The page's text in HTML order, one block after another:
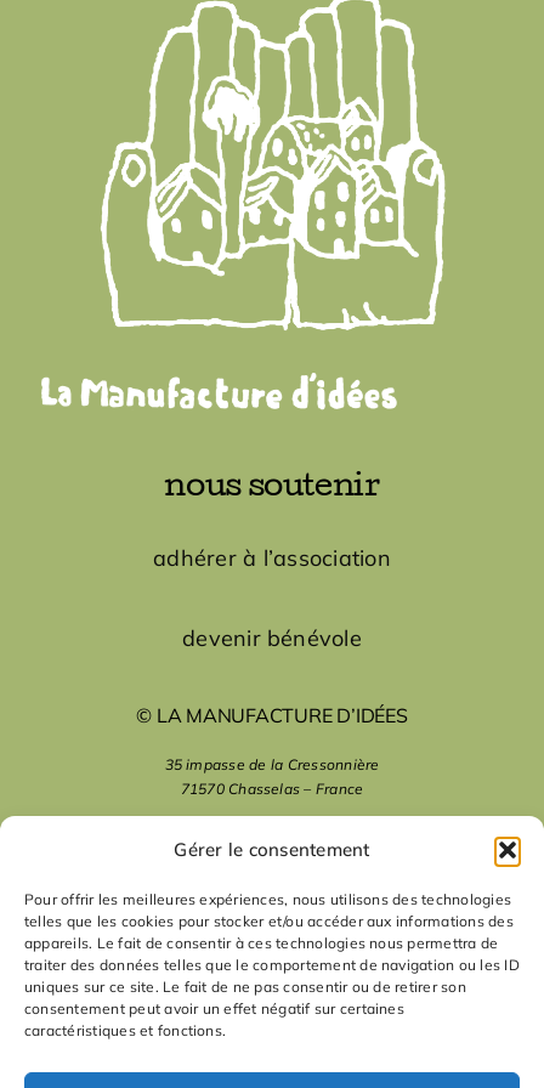
Gérer le consentement
Pour offrir les meilleures expériences, nous utilisons des technologies
telles que les cookies pour stocker et/ou accéder aux informations des
appareils. Le fait de consentir à ces technologies nous permettra de
traiter des données telles que le comportement de navigation ou les ID
uniques sur ce site. Le fait de ne pas consentir ou de retirer son
consentement peut avoir un effet négatif sur certaines
caractéristiques et fonctions.
Contact
nous soutenir
adhérer à l’association
devenir bénévole
© LA MANUFACTURE D’IDÉES
35 impasse de la Cressonnière
71570 Chasselas – France
mentions légales
nous suivre
nous contacter